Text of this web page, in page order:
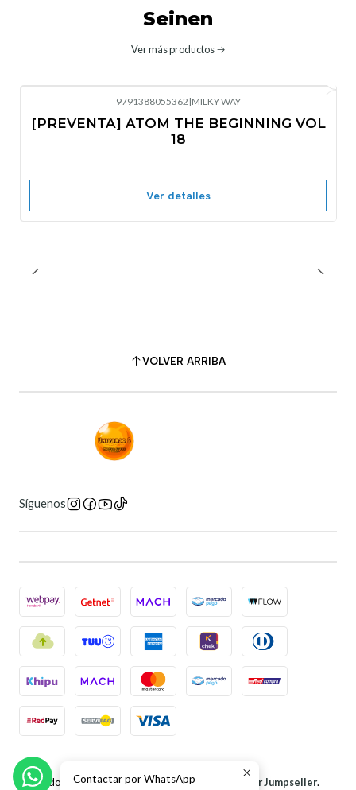
Seinen
Ver más productos
9791388055362 |MILKY WAY
[PREVENTA] ATOM THE BEGINNING VOL
18
Ver detalles
VOLVER ARRIBA
Síguenos
2026 Universo 6 Manga Store.
Todos los derechos reservados.Desarrollado por Jumpseller.
Contactar por WhatsApp